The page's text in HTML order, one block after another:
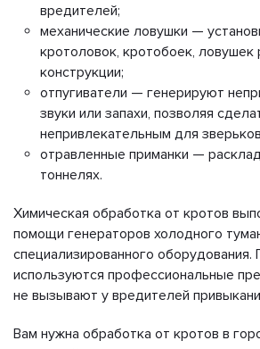
вредителей;
механические ловушки —
кротоловок, кротобоек, ловушек
конструкции;
отпугиватели — генерируют
звуки или запахи, позволяя
непривлекательным для
отравленные приманки —
тоннелях.
Химическая обработка от кротов
помощи генераторов холодного
специализированного оборудования.
используются профессиональные
не вызывают у вредителей
Вам нужна обработка от кротов в